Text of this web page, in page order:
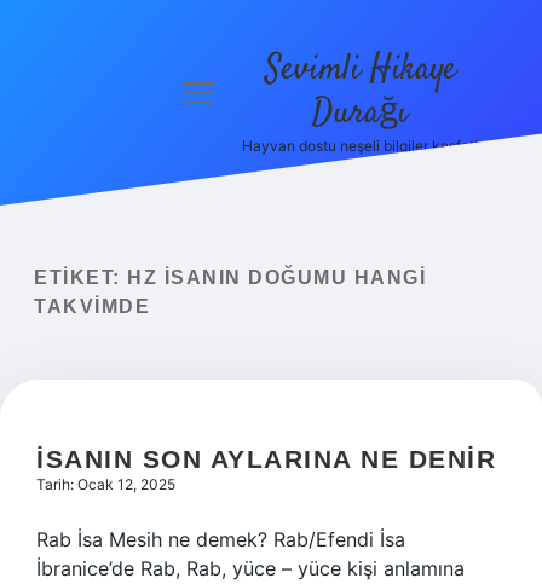
Yasal Uyarı
menüyü
Sevimli Hikaye
Durağı
Hayvan dostu neşeli bilgiler keşfet!
ETIKET:
HZ İSANIN DOĞUMU HANGI
TAKVIMDE
İSANIN SON AYLARINA NE DENIR
Tarih: Ocak 12, 2025
Rab İsa Mesih ne demek? Rab/Efendi İsa
İbranice’de Rab, Rab, yüce – yüce kişi anlamına